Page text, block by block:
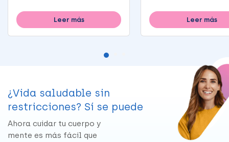
Leer más Leer más
¿Vida saludable sin
restricciones? Sí se puede
Ahora cuidar tu cuerpo y
mente es más fácil que